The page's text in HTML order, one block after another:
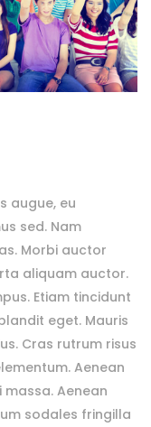
augue, eu
sed. Nam
Morbi auctor
aliquam auctor.
Etiam tincidunt
eget. Mauris
Cras rutrum risus
Aenean
Aenean
sodales fringilla